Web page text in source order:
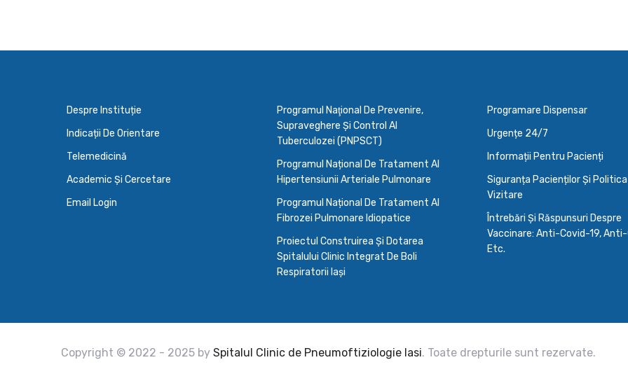
Despre Instituție
Indicații De Orientare
Telemedicină
Academic Și Cercetare
Email Login
Programul Naţional De Prevenire,
Supraveghere Şi Control Al
Tuberculozei (PNPSCT)
Programul Național De Tratament Al
Hipertensiunii Arteriale Pulmonare
Programul Național De Tratament Al
Fibrozei Pulmonare Idiopatice
Proiectul Construirea Și Dotarea
Spitalului Clinic Integrat De Boli
Respiratorii Iași
Programare Dispensar
Urgențe 24/7
Informații Pentru Pacienți
Siguranța Pacienților Și Politica
Vizitare
Întrebări Și Răspunsuri Despre
Vaccinare: Anti-Covid-19,
Etc.
Copyright © 2022 - 2025 by Spitalul Clinic de Pneumoftiziologie Iasi. Toate drepturile sunt rezervate.